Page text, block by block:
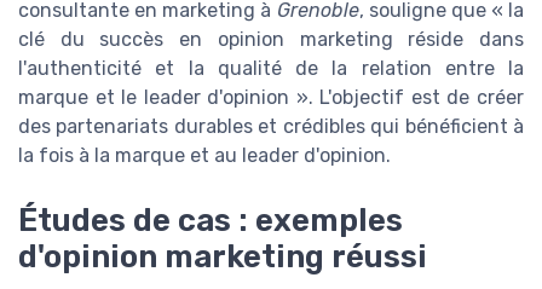
consultante en marketing à Grenoble, souligne que « la
clé du succès en opinion marketing réside dans
l'authenticité et la qualité de la relation entre la
marque et le leader d'opinion ». L'objectif est de créer
des partenariats durables et crédibles qui bénéficient à
la fois à la marque et au leader d'opinion.
Études de cas : exemples
d'opinion marketing réussi